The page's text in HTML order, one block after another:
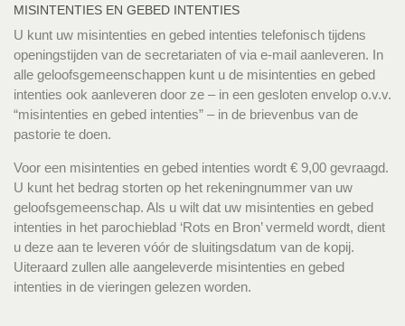
MISINTENTIES EN GEBED INTENTIES
U kunt uw misintenties en gebed intenties telefonisch tijdens
openingstijden van de secretariaten of via e-mail aanleveren. In
alle geloofsgemeenschappen kunt u de misintenties en gebed
intenties ook aanleveren door ze – in een gesloten envelop o.v.v.
“misintenties en gebed intenties” – in de brievenbus van de
pastorie te doen.
Voor een misintenties en gebed intenties wordt € 9,00 gevraagd.
U kunt het bedrag storten op het rekeningnummer van uw
geloofsgemeenschap. Als u wilt dat uw misintenties en gebed
intenties in het parochieblad ‘Rots en Bron’ vermeld wordt, dient
u deze aan te leveren vóór de sluitingsdatum van de kopij.
Uiteraard zullen alle aangeleverde misintenties en gebed
intenties in de vieringen gelezen worden.